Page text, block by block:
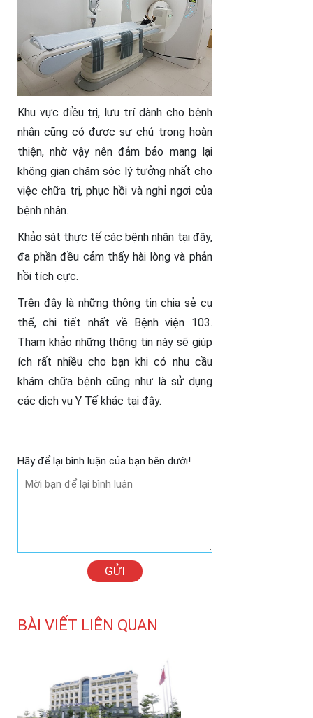
Khu vực điều trị, lưu trí dành cho bệnh
nhân cũng có được sự chú trọng hoàn
thiện, nhờ vậy nên đảm bảo mang lại
không gian chăm sóc lý tưởng nhất cho
việc chữa trị, phục hồi và nghỉ ngơi của
bệnh nhân.
Khảo sát thực tế các bệnh nhân tại đây,
đa phần đều cảm thấy hài lòng và phản
hồi tích cực.
Trên đây là những thông tin chia sẻ cụ
thể, chi tiết nhất về Bệnh viện 103.
Tham khảo những thông tin này sẽ giúp
ích rất nhiều cho bạn khi có nhu cầu
khám chữa bệnh cũng như là sử dụng
các dịch vụ Y Tế khác tại đây.
Hãy để lại bình luận của bạn bên dưới!
GỬI
BÀI VIẾT LIÊN QUAN